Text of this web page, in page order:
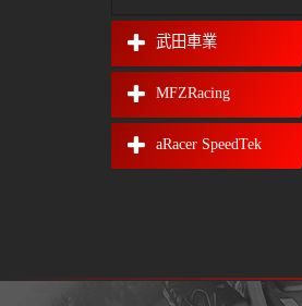
武田車業
MFZRacing
aRacer SpeedTek